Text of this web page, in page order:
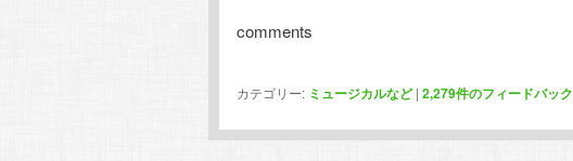
comments
カテゴリー: ミュージカルなど | 2,279件のフィードバック